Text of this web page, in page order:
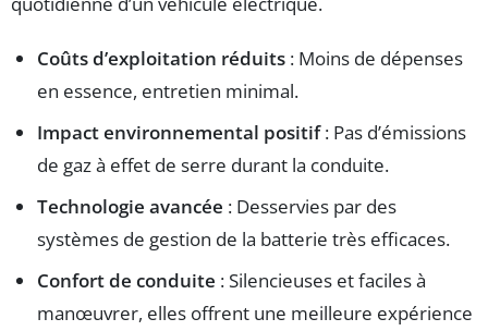
Coûts d’exploitation réduits : Moins de dépenses
en essence, entretien minimal.
Impact environnemental positif: Pas d’émissions
de gaz à effet de serre durant la conduite.
Technologie avancée : Desservies par des
systèmes de gestion de la batterie très efficaces.
Confort de conduite : Silencieuses et faciles à
manœuvrer, elles offrent une meilleure expérience